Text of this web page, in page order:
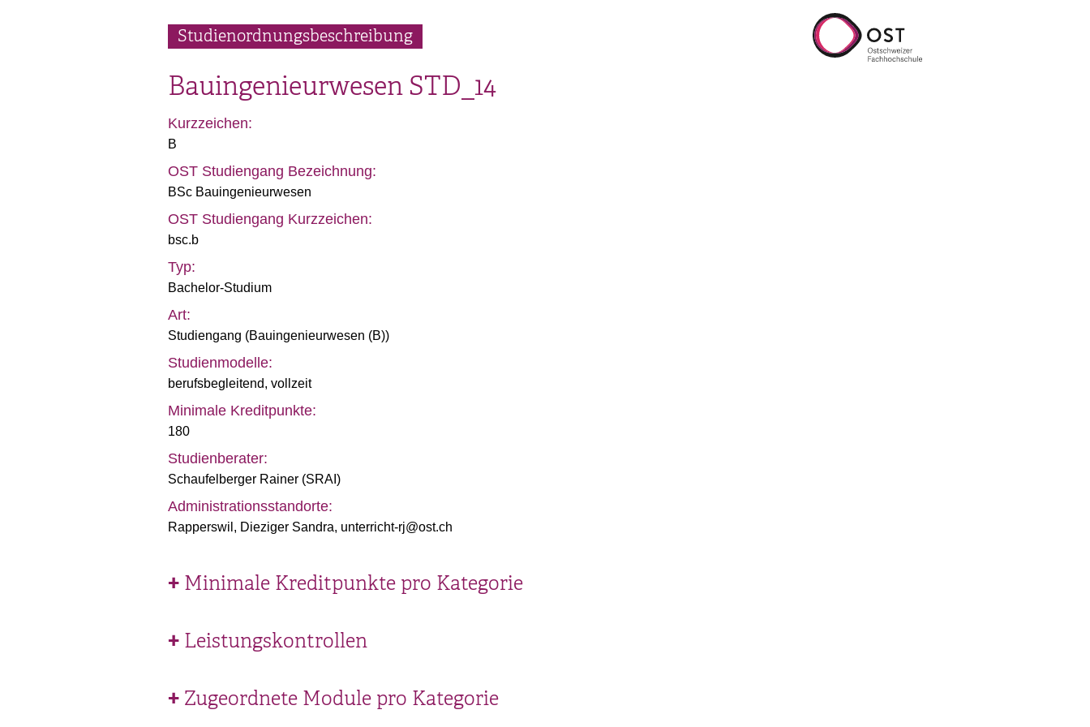
Studienordnungsbeschreibung
Bauingenieurwesen STD_14
Kurzzeichen:
B
OST Studiengang Bezeichnung:
BSc Bauingenieurwesen
OST Studiengang Kurzzeichen:
bsc.b
Typ:
Bachelor-Studium
Art:
Studiengang (Bauingenieurwesen (B))
Studienmodelle:
berufsbegleitend, vollzeit
Minimale Kreditpunkte:
180
Studienberater:
Schaufelberger Rainer (SRAI)
Administrationsstandorte:
Rapperswil, Dieziger Sandra, unterricht-rj@ost.ch
Minimale Kreditpunkte pro Kategorie
Leistungskontrollen
Zugeordnete Module pro Kategorie